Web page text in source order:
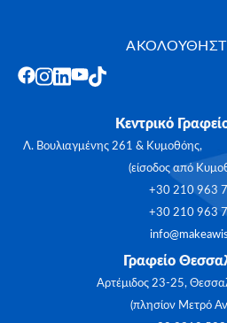
Κεντρικό
Λ. Βουλιαγμένης 261 &
(είσοδος από
+30 210 963
+30 210 963
Γραφείο
Αρτέμιδος 23-25,
(πλησίον Μετρό